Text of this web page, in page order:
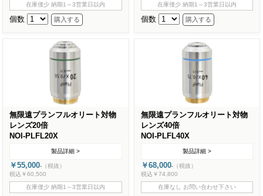
在庫僅少 納期1～3営業日以内
個数
在庫僅少 納期1～3営業日以内
個数
無限遠プランフルオリート対物
レンズ20倍
NOI-PLFL20X
製品詳細 >
￥55,000- （税抜）
税込￥60,500
在庫僅少 納期1～3営業日以内
無限遠プランフルオリート対物
レンズ40倍
NOI-PLFL40X
製品詳細 >
￥68,000- （税抜）
税込￥74,800
在庫なし お問い合わせ下さい